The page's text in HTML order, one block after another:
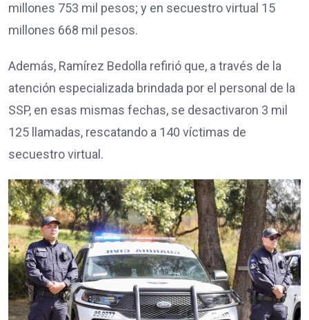
millones 753 mil pesos; y en secuestro virtual 15
millones 668 mil pesos.
Además, Ramírez Bedolla refirió que, a través de la
atención especializada brindada por el personal de la
SSP, en esas mismas fechas, se desactivaron 3 mil
125 llamadas, rescatando a 140 víctimas de
secuestro virtual.